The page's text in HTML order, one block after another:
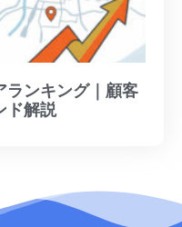
ランキング｜顧客
ド解説